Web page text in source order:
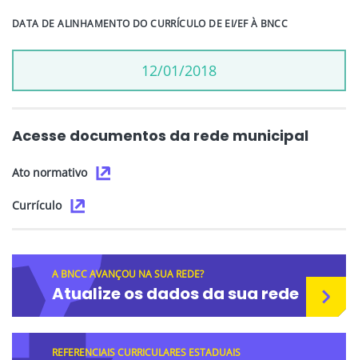
DATA DE ALINHAMENTO DO CURRÍCULO DE EI/EF À BNCC
12/01/2018
Acesse documentos da rede municipal
Ato normativo
Currículo
A BNCC AVANÇOU NA SUA REDE?
Atualize os dados da sua rede
REFERENCIAIS CURRICULARES ESTADUAIS